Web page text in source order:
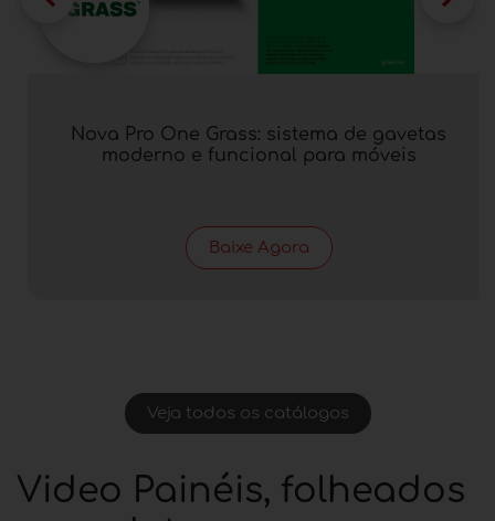
Nova Pro One Grass: sistema de gavetas
moderno e funcional para móveis
Baixe Agora
Veja todos os catálogos
Video Painéis, folheados